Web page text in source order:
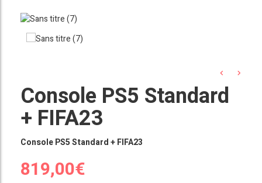
Console PS5 Standard
+ FIFA23
Console PS5 Standard + FIFA23
819,00€